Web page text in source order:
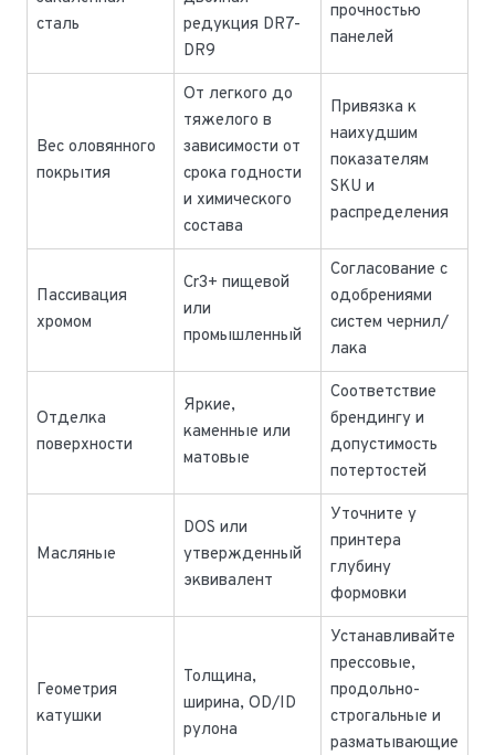
сталь
редукция DR7-
DR9
прочностью
панелей
Вес оловянного
покрытия
От легкого до
тяжелого в
зависимости от
срока годности
и химического
состава
Привязка к
наихудшим
показателям
SKU и
распределения
Пассивация
хромом
Cr3+ пищевой
или
промышленный
Согласование с
одобрениями
систем чернил/
лака
Отделка
поверхности
Яркие,
каменные или
матовые
Соответствие
брендингу и
допустимость
потертостей
Масляные
DOS или
утвержденный
эквивалент
Уточните у
принтера
глубину
формовки
Геометрия
катушки
Толщина,
ширина, OD/ID
рулона
Устанавливайте
прессовые,
продольно-
строгальные и
разматывающие